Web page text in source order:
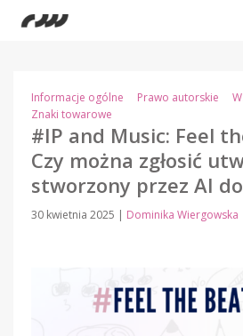
Informacje ogólne Prawo autorskie
Znaki towarowe
#IP and Music: Feel
Czy można zgłosić
stworzony przez AI do
30 kwietnia 2025 | Dominika Wiergowska